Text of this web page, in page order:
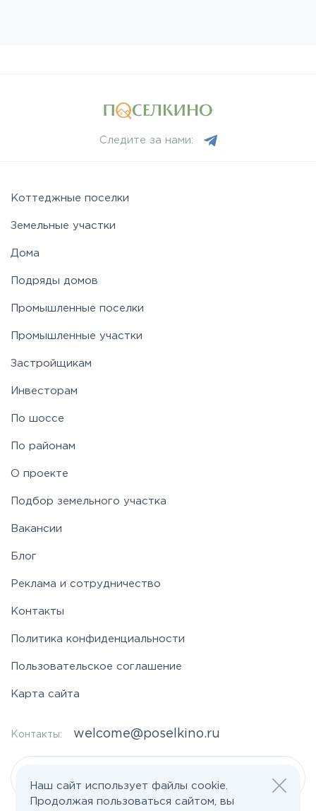
Следите за нами:
Коттеджные поселки
Земельные участки
Дома
Подряды домов
Промышленные поселки
Промышленные участки
Застройщикам
Инвесторам
По шоссе
По районам
О проекте
Подбор земельного участка
Вакансии
Блог
Реклама и сотрудничество
Контакты
Политика конфиденциальности
Пользовательское соглашение
Карта сайта
Контакты: welcome@poselkino.ru
Наш сайт использует файлы cookie.
Продолжая пользоваться сайтом, вы